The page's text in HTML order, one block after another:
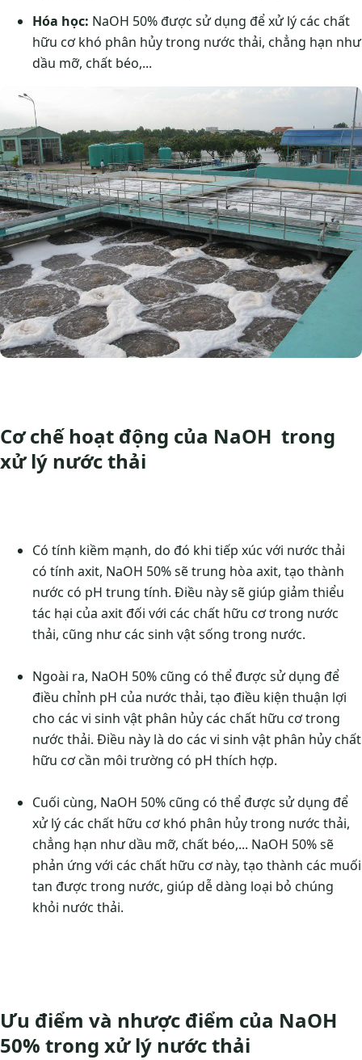
Hóa học: NaOH 50% được sử dụng để xử lý các chất
hữu cơ khó phân hủy trong nước thải, chẳng hạn như
dầu mỡ, chất béo,...
Cơ chế hoạt động của NaOH trong
xử lý nước thải
Có tính kiềm mạnh, do đó khi tiếp xúc với nước thải
có tính axit, NaOH 50% sẽ trung hòa axit, tạo thành
nước có pH trung tính. Điều này sẽ giúp giảm thiểu
tác hại của axit đối với các chất hữu cơ trong nước
thải, cũng như các sinh vật sống trong nước.
Ngoài ra, NaOH 50% cũng có thể được sử dụng để
điều chỉnh pH của nước thải, tạo điều kiện thuận lợi
cho các vi sinh vật phân hủy các chất hữu cơ trong
nước thải. Điều này là do các vi sinh vật phân hủy chất
hữu cơ cần môi trường có pH thích hợp.
Cuối cùng, NaOH 50% cũng có thể được sử dụng để
xử lý các chất hữu cơ khó phân hủy trong nước thải,
chẳng hạn như dầu mỡ, chất béo,... NaOH 50% sẽ
phản ứng với các chất hữu cơ này, tạo thành các muối
tan được trong nước, giúp dễ dàng loại bỏ chúng
khỏi nước thải.
Ưu điểm và nhược điểm của NaOH
50% trong xử lý nước thải